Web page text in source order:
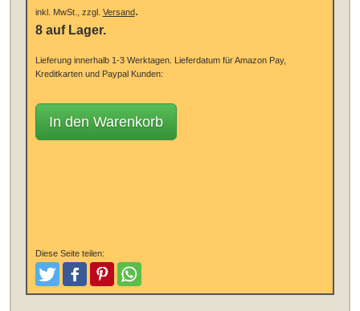
inkl. MwSt., zzgl. Versand.
8 auf Lager.
Lieferung innerhalb 1-3 Werktagen. Lieferdatum für Amazon Pay,
Kreditkarten und Paypal Kunden:
In den Warenkorb
Diese Seite teilen:
TweetenPostenPinterestTeilen